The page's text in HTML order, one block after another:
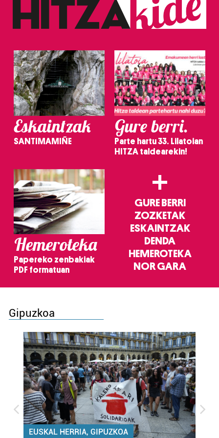
Eskaintzak
SANTIMAMIÑE
Gure berri.
Parte hartu 33. Lilatoian
HITZA taldearekin!
Hemeroteka
Papereko zenbakiak
PDF formatuan
+
GURE BERRI
ZOZKETAK
ESKAINTZAK
DENDA
HEMEROTEKA
NOR GARA
Gipuzkoa
EUSKAL HERRIA, GIPUZKOA